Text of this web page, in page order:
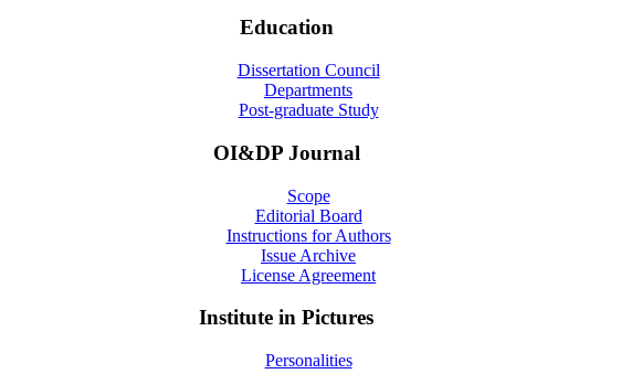
Education
Dissertation Council
Departments
Post-graduate Study
OI&DP Journal
Scope
Editorial Board
Instructions for Authors
Issue Archive
License Agreement
Institute in Pictures
Personalities